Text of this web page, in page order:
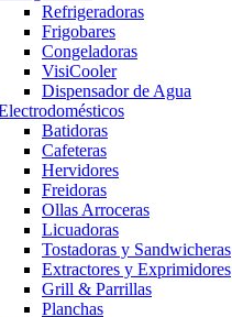
Refrigeradoras
Frigobares
Congeladoras
VisiCooler
Dispensador de Agua
Batidoras
Cafeteras
Hervidores
Freidoras
Ollas Arroceras
Licuadoras
Tostadoras y Sandwicheras
Extractores y Exprimidores
Grill & Parrillas
Planchas